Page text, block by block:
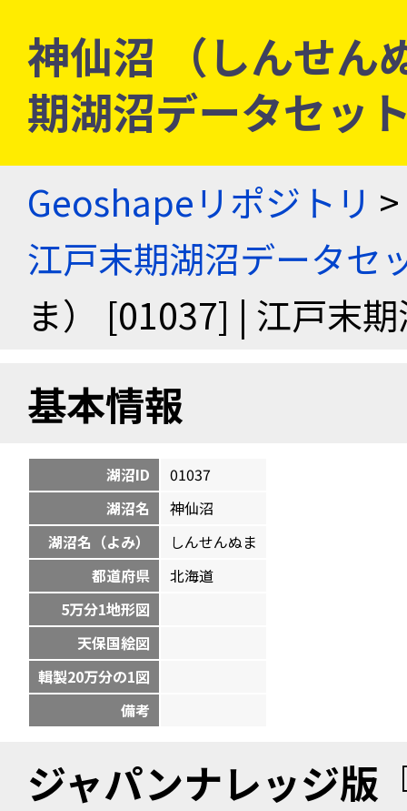
神仙沼 （しんせ
期湖沼データセッ
Geoshapeリポジトリ >
江戸末期湖沼データセ
ま） [01037] | 江戸末
基本情報
湖沼ID
01037
湖沼名
神仙沼
湖沼名（よみ）
しんせんぬま
都道府県
北海道
5万分1地形図
天保国絵図
輯製20万分の1図
備考
ジャパンナレッジ版